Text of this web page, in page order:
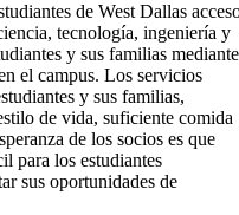
de West Dallas
tecnología, ingeniería y
y sus familias mediante
el campus. Los servicios
y sus familias,
de vida, suficiente comida
de los socios es que
para los estudiantes
sus oportunidades de